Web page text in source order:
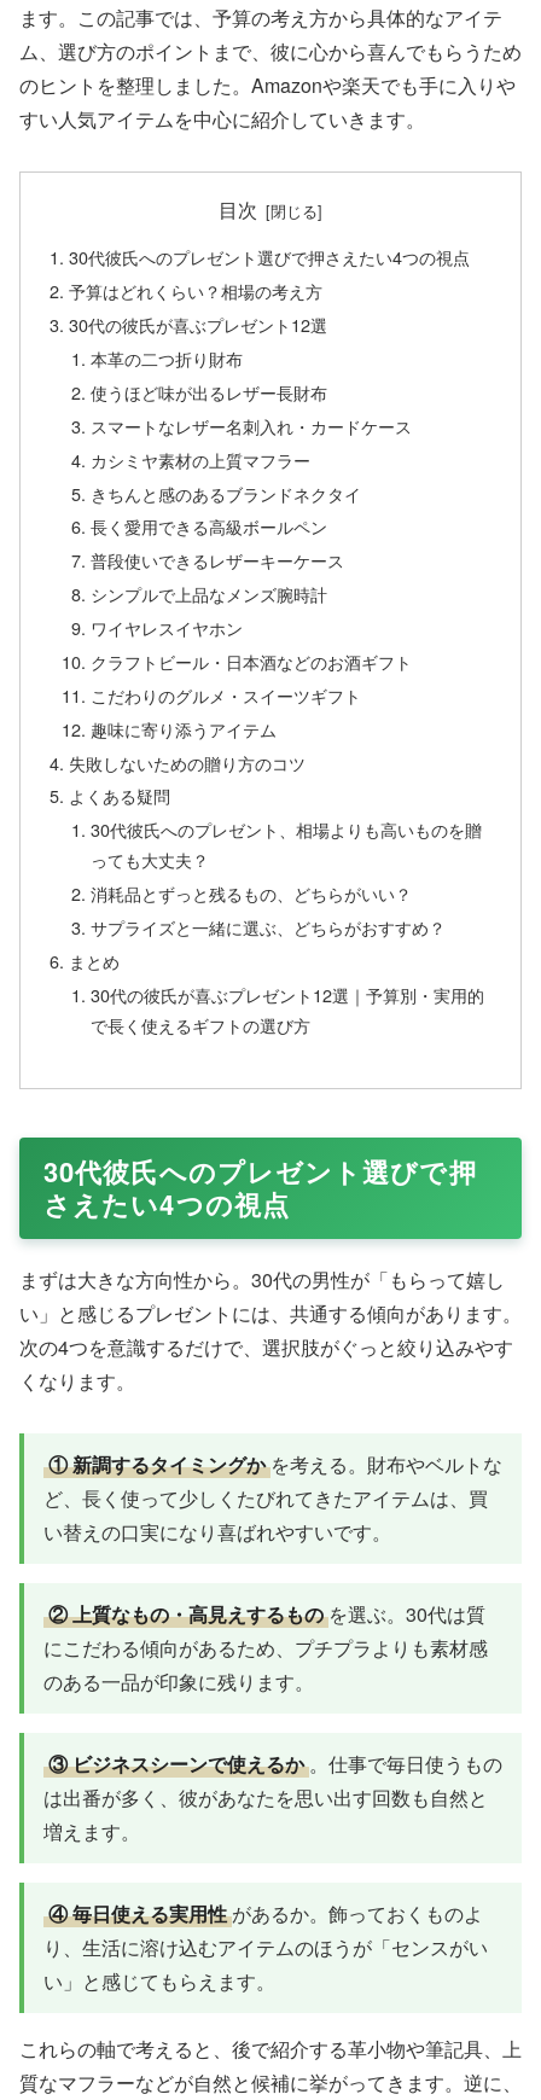
ます。この記事では、予算の考え方から具体的なアイテ
ム、選び方のポイントまで、彼に心から喜んでもらうため
のヒントを整理しました。Amazonや楽天でも手に入りや
すい人気アイテムを中心に紹介していきます。
目次
30代彼氏へのプレゼント選びで押さえたい4つの視点
予算はどれくらい？相場の考え方
30代の彼氏が喜ぶプレゼント12選
本革の二つ折り財布
使うほど味が出るレザー長財布
スマートなレザー名刺入れ・カードケース
カシミヤ素材の上質マフラー
きちんと感のあるブランドネクタイ
長く愛用できる高級ボールペン
普段使いできるレザーキーケース
シンプルで上品なメンズ腕時計
ワイヤレスイヤホン
クラフトビール・日本酒などのお酒ギフト
こだわりのグルメ・スイーツギフト
趣味に寄り添うアイテム
失敗しないための贈り方のコツ
よくある疑問
30代彼氏へのプレゼント、相場よりも高いものを贈
っても大丈夫？
消耗品とずっと残るもの、どちらがいい？
サプライズと一緒に選ぶ、どちらがおすすめ？
まとめ
30代の彼氏が喜ぶプレゼント12選｜予算別・実用的
で長く使えるギフトの選び方
30代彼氏へのプレゼント選びで押
さえたい4つの視点
まずは大きな方向性から。30代の男性が「もらって嬉し
い」と感じるプレゼントには、共通する傾向があります。
次の4つを意識するだけで、選択肢がぐっと絞り込みやす
くなります。
① 新調するタイミングか を考える。財布やベルトな
ど、長く使って少しくたびれてきたアイテムは、買
い替えの口実になり喜ばれやすいです。
② 上質なもの・高見えするもの を選ぶ。30代は質
にこだわる傾向があるため、プチプラよりも素材感
のある一品が印象に残ります。
③ ビジネスシーンで使えるか 。仕事で毎日使うもの
は出番が多く、彼があなたを思い出す回数も自然と
増えます。
④ 毎日使える実用性 があるか。飾っておくものよ
り、生活に溶け込むアイテムのほうが「センスがい
い」と感じてもらえます。
これらの軸で考えると、後で紹介する革小物や筆記具、上
質なマフラーなどが自然と候補に挙がってきます。逆に、